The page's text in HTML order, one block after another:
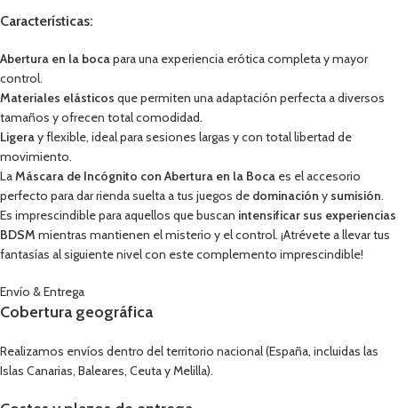
Características:
Abertura en la bocapara una experiencia erótica completa y mayor
control.
Materiales elásticos que permiten una adaptación perfecta a diversos
tamaños y ofrecen total comodidad.
Ligeray flexible, ideal para sesiones largas y con total libertad de
movimiento.
LaMáscara de Incógnito con Abertura en la Boca es el accesorio
perfecto para dar rienda suelta a tus juegos de dominación y sumisión.
Es imprescindible para aquellos que buscan intensificar sus experiencias
BDSM mientras mantienen el misterio y el control. ¡Atrévete a llevar tus
fantasías al siguiente nivel con este complemento imprescindible!
Envío & Entrega
Cobertura geográfica
Realizamos envíos dentro del territorio nacional (España, incluidas las
Islas Canarias, Baleares, Ceuta y Melilla).